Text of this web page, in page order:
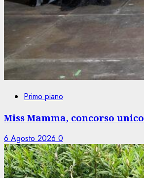
Primo piano
Miss Mamma, concorso
6 Agosto 2026 0